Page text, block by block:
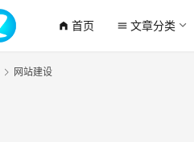
home_filled 首页 menu 文章分类
网站建设